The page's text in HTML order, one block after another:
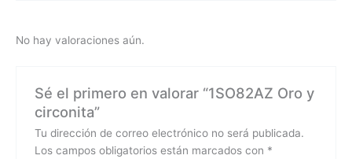
No hay valoraciones aún.
Sé el primero en valorar “1SO82AZ Oro y
circonita”
Tu dirección de correo electrónico no será publicada.
Los campos obligatorios están marcados con *